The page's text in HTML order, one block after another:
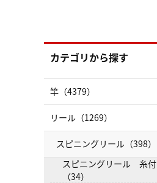
カテゴリから探す
竿（4379）
リール（1269）
スピニングリール（398）
スピニングリール 糸付
（34）